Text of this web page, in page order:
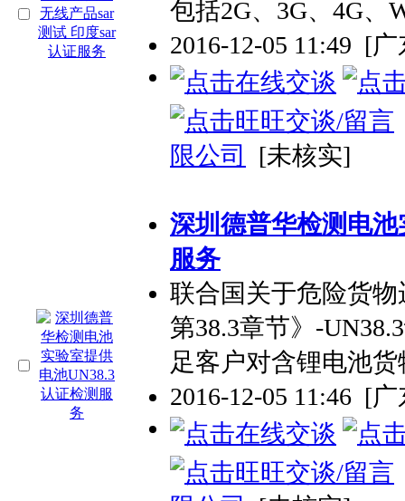
包括2G、3G、4G、
2016-12-05 11:49 [广
限公司 [未核实]
深圳德普华检测电
服务
联合国关于危险货
第38.3章节》-
足客户对含锂电池货
2016-12-05 11:46 [广